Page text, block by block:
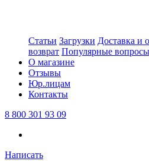
Статьи Загрузки Доставка и
возврат Популярные вопросы
О магазине
Отзывы
Юр.лицам
Контакты
8 800 301 93 09
Написать